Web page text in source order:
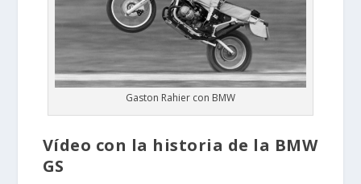
Gaston Rahier con BMW
Vídeo con la historia de la BMW
GS